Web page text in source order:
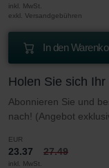
inkl. MwSt.
exkl. Versandgebühren
In den
Holen Sie sich
Abonnieren Sie und
nach! (Angebot
EUR
23.37 27.49
inkl. MwSt.